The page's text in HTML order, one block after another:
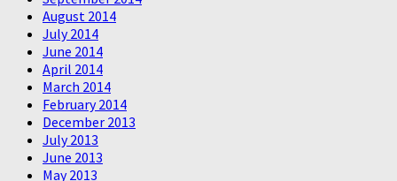
August 2014
July 2014
June 2014
April 2014
March 2014
February 2014
December 2013
July 2013
June 2013
May 2013